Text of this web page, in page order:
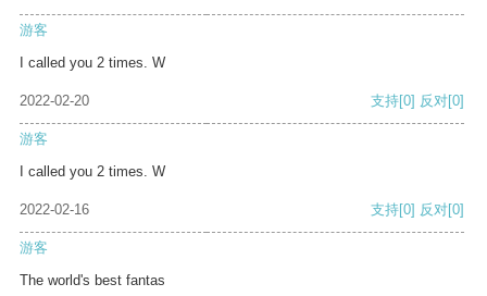
游客
I called you 2 times. W
2022-02-20 支持[0] 反对[0]
游客
I called you 2 times. W
2022-02-16 支持[0] 反对[0]
游客
The world's best fantas